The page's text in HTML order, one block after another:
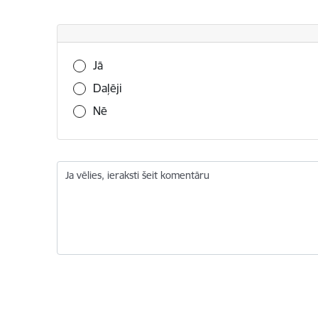
Vai šī informācija bija noderīga?
Jā
Daļēji
Nē
Ja vēlies, ieraksti šeit komentāru